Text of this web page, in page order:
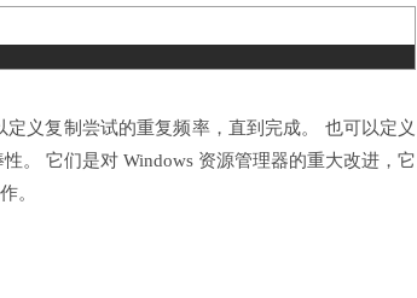
义复制尝试的重复频率，直到完成。 也可以定义
。 它们是对 Windows 资源管理器的重大改进，它
。